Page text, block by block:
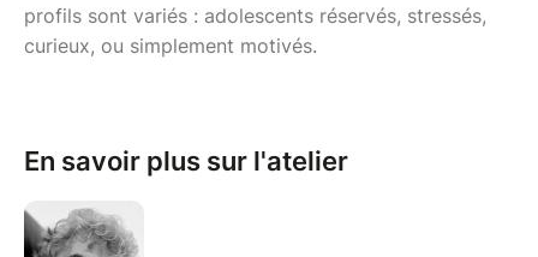
profils sont variés : adolescents réservés, stressés,
curieux, ou simplement motivés.
En savoir plus sur l'atelier